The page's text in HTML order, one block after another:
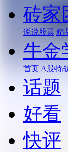
砖家
说说股票 精
牛金
首页 A股特
话题
好看
快评